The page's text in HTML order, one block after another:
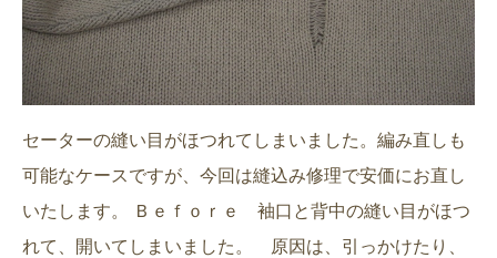
セーターの縫い目がほつれてしまいました。編み直しも
可能なケースですが、今回は縫込み修理で安価にお直し
いたします。 Ｂｅｆｏｒｅ 袖口と背中の縫い目がほつ
れて、開いてしまいました。 原因は、引っかけたり、